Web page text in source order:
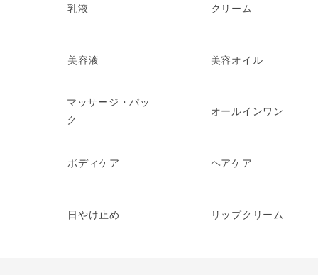
乳液 クリーム
美容液 美容オイル
マッサージ・パッ
ク
オールインワン
ボディケア ヘアケア
日やけ止め リップクリーム